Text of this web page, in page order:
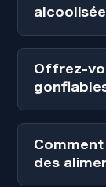
références
boissons
requiert
différents
Offrez-
Non, nous
gonflables.
mettre en
le font!
des